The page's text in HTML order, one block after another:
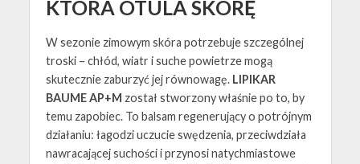
KTÓRA OTULA SKÓRĘ
W sezonie zimowym skóra potrzebuje szczególnej
troski – chłód, wiatr i suche powietrze mogą
skutecznie zaburzyć jej równowagę. LIPIKAR
BAUME AP+M został stworzony właśnie po to, by
temu zapobiec. To balsam regenerujący o potrójnym
działaniu: łagodzi uczucie swędzenia, przeciwdziała
nawracającej suchości i przynosi natychmiastowe